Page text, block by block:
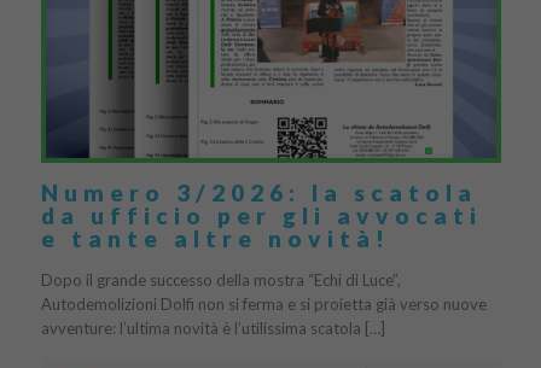
Numero 3/2026: la scatola
da ufficio per gli avvocati
e tante altre novità!
Dopo il grande successo della mostra “Echi di Luce”,
Autodemolizioni Dolfi non si ferma e si proietta già verso nuove
avventure: l’ultima novità è l’utilissima scatola […]